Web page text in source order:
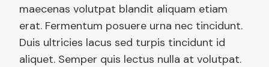
maecenas volutpat blandit aliquam etiam
erat. Fermentum posuere urna nec tincidunt.
Duis ultricies lacus sed turpis tincidunt id
aliquet. Semper quis lectus nulla at volutpat.